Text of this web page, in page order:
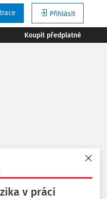
Přihlásit
Koupit předplatné
v práci